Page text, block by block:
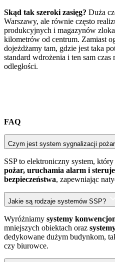
Skąd tak szeroki zasięg? Duża
Warszawy, ale równie często
produkcyjnych i magazynów
kilometrów od centrum. Zamiast
dojeżdżamy tam, gdzie jest taka
standard wdrożenia i ten sam
odległości.
FAQ
Czym jest system sygnalizacji
SSP to elektroniczny system,
pożar, uruchamia alarm i
bezpieczeństwa, zapewniając
Jakie są rodzaje systemów SSP?
Wyróżniamy systemy
mniejszych obiektach oraz
dedykowane dużym budynkom,
czy biurowce.